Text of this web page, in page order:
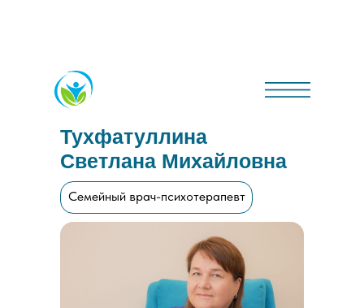
Тухфатуллина
Светлана Михайловна
Семейный врач-психотерапевт